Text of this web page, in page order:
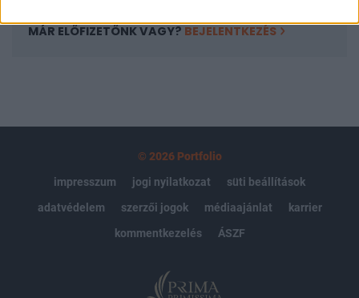
MÁR ELŐFIZETŐNK VAGY? BEJELENTKEZÉS
© 2026 Portfolio
impresszum
jogi nyilatkozat
süti beállítások
adatvédelem
szerzői jogok médiaajánlat
karrier
kommentkezelés
ÁSZF